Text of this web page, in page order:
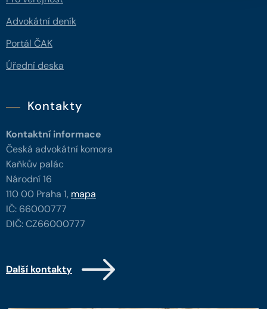
Advokátní deník
Portál ČAK
Úřední deska
Kontakty
Kontaktní informace
Česká advokátní komora
Kaňkův palác
Národní 16
110 00 Praha 1, mapa
IČ: 66000777
DIČ: CZ66000777
Další kontakty